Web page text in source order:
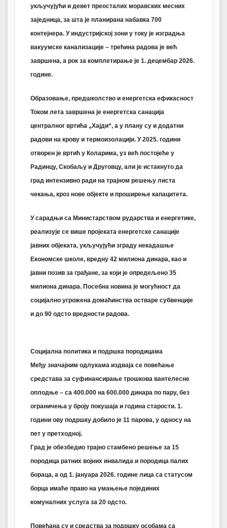
укључујући и девет преосталих моравских месних
заједница, за шта је планирана набавка 700
контејнера. У индустријској зони у току је изградња
вакуумске канализације – трећина радова је већ
завршена, а рок за комплетирање је 1. децембар 2026.
године.
Образовање, предшколство и енергетска ефикасност
Током лета завршена је енергетска санација
централног вртића „Хајди“, а у плану су и додатни
радови на крову и термоизолацији. У 2025. години
отворен је вртић у Коларима, уз већ постојеће у
Радинцу, Скобаљу и Друговцу, али је истакнуто да
град интензивно ради на трајном решењу листа
чекања, кроз нове објекте и проширење капацитета.
У сарадњи са Министарством рударства и енергетике,
реализује се више пројеката енергетске санације
јавних објеката, укључујући зграду некадашње
Економске школе, вредну 42 милиона динара, као и
јавни позив за грађане, за који је опредељено 35
милиона динара. Посебна новина је могућност да
социјално угрожена домаћинства остваре субвенције
и до 90 одсто вредности радова.
Социјална политика и подршка породицама
Међу значајним одлукама издваја се повећање
средстава за суфинансирање трошкова вантелесне
оплодње – са 400.000 на 600.000 динара по пару, без
ограничења у броју покушаја и година старости. 1.
години ову подршку добило је 11 парова, у односу на
пет у претходној.
Град је обезбедио трајно стамбено решење за 15
породица ратних војних инвалида и породица палих
бораца, а од 1. јануара 2026. године лица са статусом
борца имаће право на умањење појединих
комуналних услуга за 20 одсто.
Повећана су и средства за подршку особама са